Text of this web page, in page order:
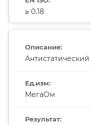
≥ 0.18
Антистатический
МегаОм